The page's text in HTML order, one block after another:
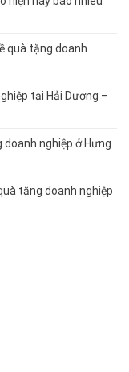
quà tặng doanh
tại Hải Dương –
nghiệp ở Hưng
tặng doanh nghiệp